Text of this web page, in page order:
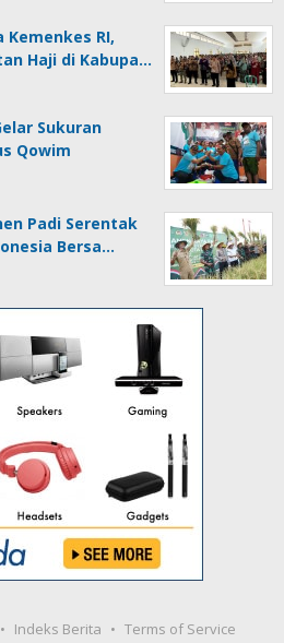
Kemenkes RI,
Haji di Kabupa…
Sukuran
Qowim
Padi Serentak
Bersa…
Indeks Berita Terms of Service